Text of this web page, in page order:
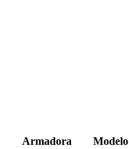
Armadora Modelo